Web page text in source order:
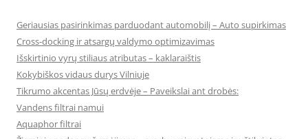
Geriausias pasirinkimas parduodant automobilį – Auto supirkimas
Cross-docking ir atsargų valdymo optimizavimas
Išskirtinio vyrų stiliaus atributas – kaklaraištis
Kokybiškos vidaus durys Vilniuje
Tikrumo akcentas Jūsų erdvėje – Paveikslai ant drobės:
Vandens filtrai namui
Aquaphor filtrai